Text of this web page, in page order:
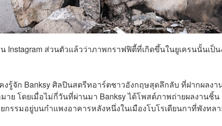
Instagram ส่วนตัวแล้วว่าภาพกราฟฟิตี้ที่เกิดขึ้นในยูเครนนั้นเป็
รู้จัก Banksy ศิลปินสตรีทอาร์ตชาวอังกฤษสุดลึกลับ ที่ฝากผลงา
ย โดยเมื่อไม่กี่วันที่ผ่านมา Banksy ได้โพสต์ภาพถ่ายผลงานชิ้น
กรรมอยู่บนกำแพงอาคารหลังหนึ่งในเมืองโบโรเดียนกาที่พังทล